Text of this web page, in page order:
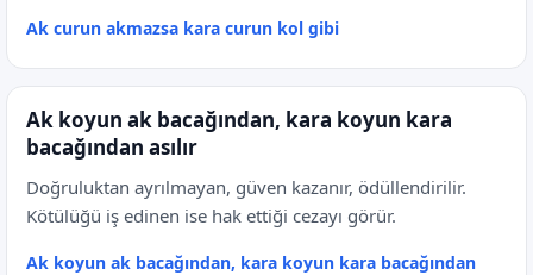
Ak curun akmazsa kara curun kol gibi
Ak koyun ak bacağından, kara koyun kara
bacağından asılır
Doğruluktan ayrılmayan, güven kazanır, ödüllendirilir.
Kötülüğü iş edinen ise hak ettiği cezayı görür.
Ak koyun ak bacağından, kara koyun kara bacağından